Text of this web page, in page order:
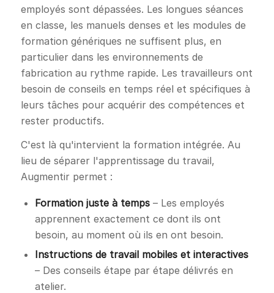
employés sont dépassées. Les longues séances
en classe, les manuels denses et les modules de
formation génériques ne suffisent plus, en
particulier dans les environnements de
fabrication au rythme rapide. Les travailleurs ont
besoin de conseils en temps réel et spécifiques à
leurs tâches pour acquérir des compétences et
rester productifs.
C'est là qu'intervient la formation intégrée. Au
lieu de séparer l'apprentissage du travail,
Augmentir permet :
Formation juste à temps– Les employés
apprennent exactement ce dont ils ont
besoin, au moment où ils en ont besoin.
Instructions de travail mobiles et interactives
– Des conseils étape par étape délivrés en
atelier.